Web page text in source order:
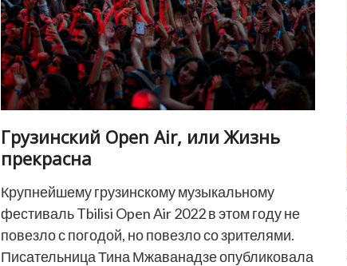
Грузинский Open Air, или Жизнь
прекрасна
Крупнейшему грузинскому музыкальному
фестиваль Tbilisi Open Air 2022 в этом году не
повезло с погодой, но повезло со зрителями.
Писательница Тина Мжаванадзе опубликовала